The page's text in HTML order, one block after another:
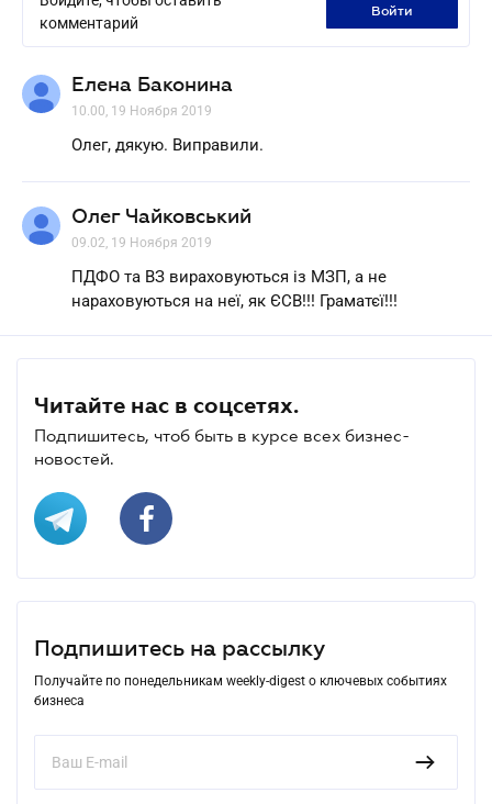
комментарий
войти
Елена Баконина
10.00, 19 Ноября 2019
Олег, дякую. Виправили.
Олег Чайковський
09.02, 19 Ноября 2019
ПДФО та ВЗ вираховуються із МЗП, а не
нараховуються на неї, як ЄСВ!!! Граматєї!!!
Читайте нас в соцсетях.
Подпишитесь, чтоб быть в курсе всех бизнес-
новостей.
Подпишитесь на рассылку
Получайте по понедельникам weekly-digest о ключевых событиях
бизнеса